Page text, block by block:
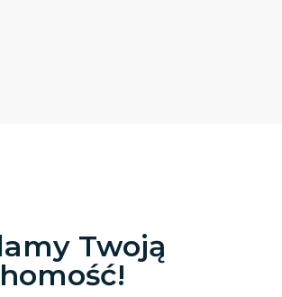
Twoją